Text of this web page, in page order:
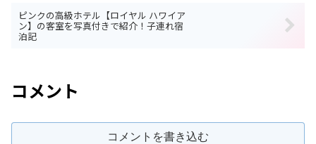
ピンクの高級ホテル【ロイヤル ハワイア
ン】の客室を写真付きで紹介！子連れ宿
泊記
コメント
コメントを書き込む